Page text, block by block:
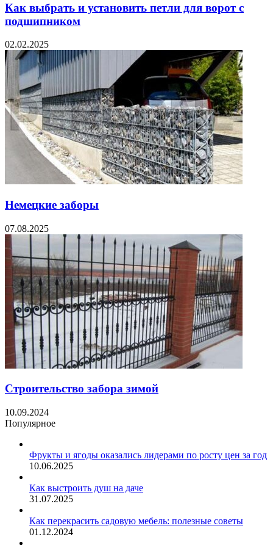
Как выбрать и установить петли для ворот с
подшипником
02.02.2025
Немецкие заборы
07.08.2025
Строительство забора зимой
10.09.2024
Популярное
Фрукты и ягоды оказались лидерами по росту цен за год
10.06.2025
Как выстроить душ на даче
31.07.2025
Как перекрасить садовую мебель: полезные советы
01.12.2024